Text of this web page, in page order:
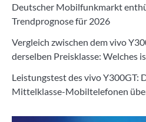
Deutscher Mobilfunkmarkt
Trendprognose für 2026
Vergleich zwischen dem vivo
derselben Preisklasse: Welches
Leistungstest des vivo Y300GT:
Mittelklasse-Mobiltelefonen